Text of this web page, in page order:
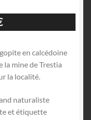
en calcédoine
mine de Trestia
la localité.
naturaliste
et étiquette